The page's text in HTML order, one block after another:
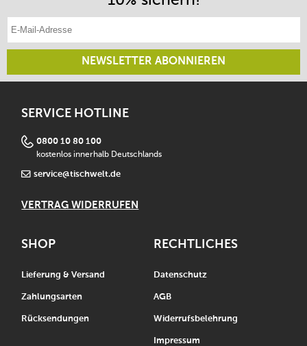
NEWSLETTER ABONNIEREN
SERVICE HOTLINE
0800 10 80 100
kostenlos innerhalb Deutschlands
service@tischwelt.de
VERTRAG WIDERRUFEN
SHOP
Lieferung & Versand
Zahlungsarten
Rücksendungen
RECHTLICHES
Datenschutz
AGB
Widerrufsbelehrung
Impressum